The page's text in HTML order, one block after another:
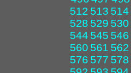
512 513 514
528 529 530
544 545 546
560 561 562
576 577 578